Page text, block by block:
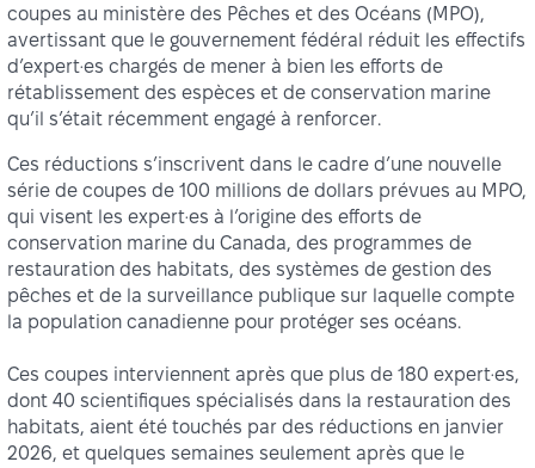
coupes au ministère des Pêches et des Océans (MPO),
avertissant que le gouvernement fédéral réduit les effectifs
d’expert·es chargés de mener à bien les efforts de
rétablissement des espèces et de conservation marine
qu’il s’était récemment engagé à renforcer.
Ces réductions s’inscrivent dans le cadre d’une nouvelle
série de coupes de 100 millions de dollars prévues au MPO,
qui visent les expert·es à l’origine des efforts de
conservation marine du Canada, des programmes de
restauration des habitats, des systèmes de gestion des
pêches et de la surveillance publique sur laquelle compte
la population canadienne pour protéger ses océans.
Ces coupes interviennent après que plus de 180 expert·es,
dont 40 scientifiques spécialisés dans la restauration des
habitats, aient été touchés par des réductions en janvier
2026, et quelques semaines seulement après que le